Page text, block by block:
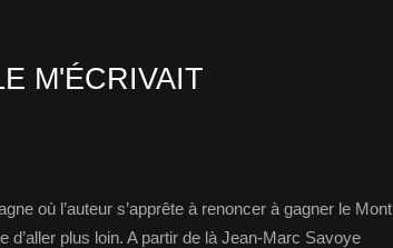
M'ÉCRIVAIT
où l’auteur s’apprête à renoncer à gagner le Mont
d’aller plus loin. A partir de là Jean-Marc Savoye